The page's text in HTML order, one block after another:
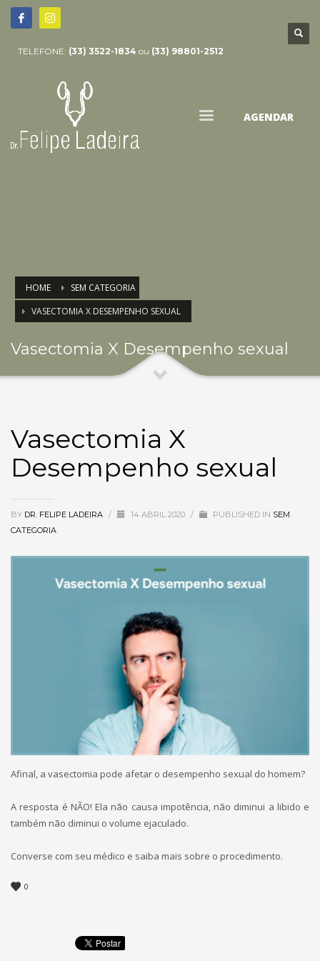
TELEFONE: (33) 3522-1834 ou (33) 98801-2512
AGENDAR
HOME
SEM CATEGORIA
VASECTOMIA X DESEMPENHO SEXUAL
Vasectomia X Desempenho sexual
Vasectomia X
Desempenho sexual
BY DR. FELIPE LADEIRA / 14 ABRIL 2020 / PUBLISHED IN SEM
CATEGORIA
Afinal, a vasectomia pode afetar o desempenho sexual do homem?
A resposta é NÃO! Ela não causa impotência, não diminui a libido e
também não diminui o volume ejaculado.
Converse com seu médico e saiba mais sobre o procedimento.
0